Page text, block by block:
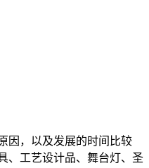
因，以及发展的时间比较
、工艺设计品、舞台灯、圣